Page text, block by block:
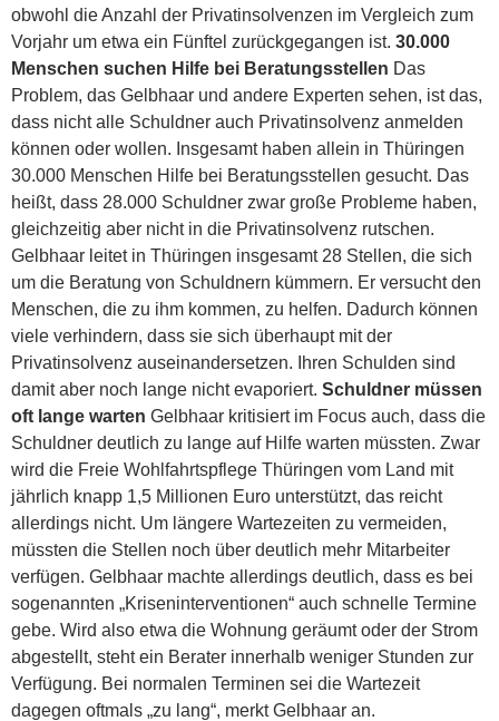
obwohl die Anzahl der Privatinsolvenzen im Vergleich zum
Vorjahr um etwa ein Fünftel zurückgegangen ist. 30.000
Menschen suchen Hilfe bei Beratungsstellen Das
Problem, das Gelbhaar und andere Experten sehen, ist das,
dass nicht alle Schuldner auch Privatinsolvenz anmelden
können oder wollen. Insgesamt haben allein in Thüringen
30.000 Menschen Hilfe bei Beratungsstellen gesucht. Das
heißt, dass 28.000 Schuldner zwar große Probleme haben,
gleichzeitig aber nicht in die Privatinsolvenz rutschen.
Gelbhaar leitet in Thüringen insgesamt 28 Stellen, die sich
um die Beratung von Schuldnern kümmern. Er versucht den
Menschen, die zu ihm kommen, zu helfen. Dadurch können
viele verhindern, dass sie sich überhaupt mit der
Privatinsolvenz auseinandersetzen. Ihren Schulden sind
damit aber noch lange nicht evaporiert. Schuldner müssen
oft lange warten Gelbhaar kritisiert im Focus auch, dass die
Schuldner deutlich zu lange auf Hilfe warten müssten. Zwar
wird die Freie Wohlfahrtspflege Thüringen vom Land mit
jährlich knapp 1,5 Millionen Euro unterstützt, das reicht
allerdings nicht. Um längere Wartezeiten zu vermeiden,
müssten die Stellen noch über deutlich mehr Mitarbeiter
verfügen. Gelbhaar machte allerdings deutlich, dass es bei
sogenannten „Kriseninterventionen“ auch schnelle Termine
gebe. Wird also etwa die Wohnung geräumt oder der Strom
abgestellt, steht ein Berater innerhalb weniger Stunden zur
Verfügung. Bei normalen Terminen sei die Wartezeit
dagegen oftmals „zu lang“, merkt Gelbhaar an.